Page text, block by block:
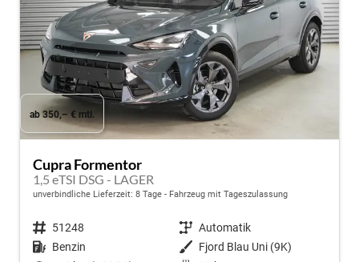
ab 350,– € mtl.
Cupra Formentor
1,5 eTSI DSG - LAGER
unverbindliche Lieferzeit: 8 Tage Fahrzeug mit Tageszulassung
Fahrzeugnr. 51248 Getriebe Automatik
Kraftstoff Benzin Außenfarbe Fjord Blau Uni (9K)